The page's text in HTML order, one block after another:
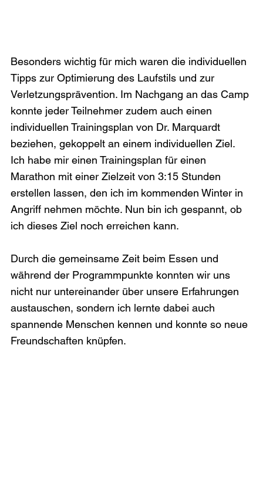
Besonders wichtig für mich waren die individuellen
Tipps zur Optimierung des Laufstils und zur
Verletzungsprävention. Im Nachgang an das Camp
konnte jeder Teilnehmer zudem auch einen
individuellen Trainingsplan von Dr. Marquardt
beziehen, gekoppelt an einem individuellen Ziel.
Ich habe mir einen Trainingsplan für einen
Marathon mit einer Zielzeit von 3:15 Stunden
erstellen lassen, den ich im kommenden Winter in
Angriff nehmen möchte. Nun bin ich gespannt, ob
ich dieses Ziel noch erreichen kann.
Durch die gemeinsame Zeit beim Essen und
während der Programmpunkte konnten wir uns
nicht nur untereinander über unsere Erfahrungen
austauschen, sondern ich lernte dabei auch
spannende Menschen kennen und konnte so neue
Freundschaften knüpfen.